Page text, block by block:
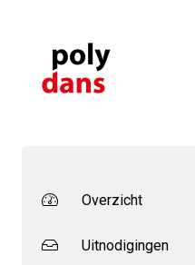
Overzicht
Uitnodigingen